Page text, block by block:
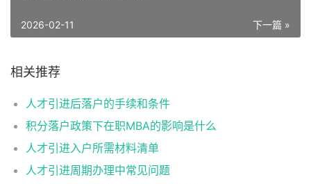
下一篇 »
2026-02-11
相关推荐
人才引进后落户的手续和条件
积分落户政策下在职MBA的影响是什么
人才引进入户所需材料清单
人才引进周期办理中常见问题